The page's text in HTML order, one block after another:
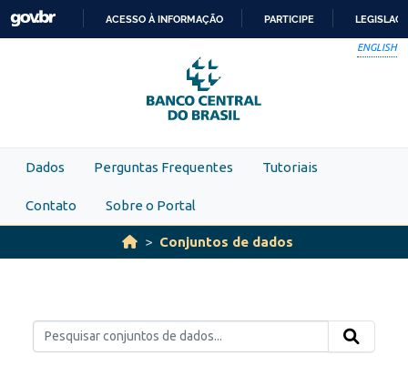
Skip to main content
PARA
O
CONTEÚDO
ACESSO À INFORMAÇÃO PARTICIPE
ENGLISH
Dados Perguntas Frequentes Tutoriais
Contato Sobre o Portal
Conjuntos de dados